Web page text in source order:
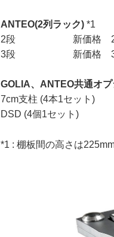
ANTEO(2列ラック) *1
2段 新価格
3段 新価格
GOLIA、ANTEO共通オ
7cm支柱 (4本1セッ
DSD (4個1セット)
*1 : 棚板間の高さは